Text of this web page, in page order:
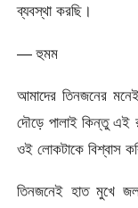
ব্যবস্থা করছি।
— হুমম
আমাদের তিনজনের
দৌড়ে পালাই কিন্তু এই
ওই লোকটাকে বিশ্বাস
তিনজনেই হাত মুখে